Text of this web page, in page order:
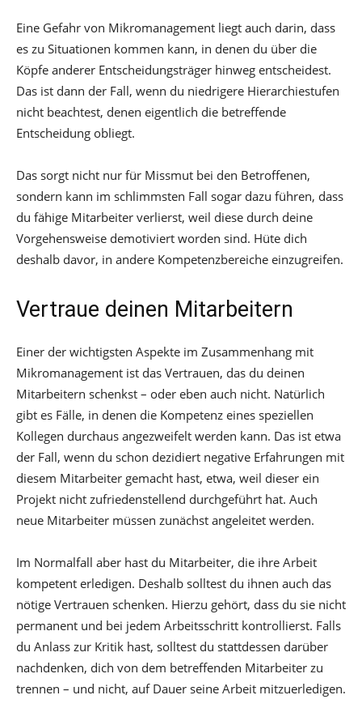
Eine Gefahr von Mikromanagement liegt auch darin, dass
es zu Situationen kommen kann, in denen du über die
Köpfe anderer Entscheidungsträger hinweg entscheidest.
Das ist dann der Fall, wenn du niedrigere Hierarchiestufen
nicht beachtest, denen eigentlich die betreffende
Entscheidung obliegt.
Das sorgt nicht nur für Missmut bei den Betroffenen,
sondern kann im schlimmsten Fall sogar dazu führen, dass
du fähige Mitarbeiter verlierst, weil diese durch deine
Vorgehensweise demotiviert worden sind. Hüte dich
deshalb davor, in andere Kompetenzbereiche einzugreifen.
Vertraue deinen Mitarbeitern
Einer der wichtigsten Aspekte im Zusammenhang mit
Mikromanagement ist das Vertrauen, das du deinen
Mitarbeitern schenkst – oder eben auch nicht. Natürlich
gibt es Fälle, in denen die Kompetenz eines speziellen
Kollegen durchaus angezweifelt werden kann. Das ist etwa
der Fall, wenn du schon dezidiert negative Erfahrungen mit
diesem Mitarbeiter gemacht hast, etwa, weil dieser ein
Projekt nicht zufriedenstellend durchgeführt hat. Auch
neue Mitarbeiter müssen zunächst angeleitet werden.
Im Normalfall aber hast du Mitarbeiter, die ihre Arbeit
kompetent erledigen. Deshalb solltest du ihnen auch das
nötige Vertrauen schenken. Hierzu gehört, dass du sie nicht
permanent und bei jedem Arbeitsschritt kontrollierst. Falls
du Anlass zur Kritik hast, solltest du stattdessen darüber
nachdenken, dich von dem betreffenden Mitarbeiter zu
trennen – und nicht, auf Dauer seine Arbeit mitzuerledigen.